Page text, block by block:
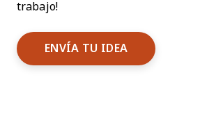
trabajo!
ENVÍA TU IDEA